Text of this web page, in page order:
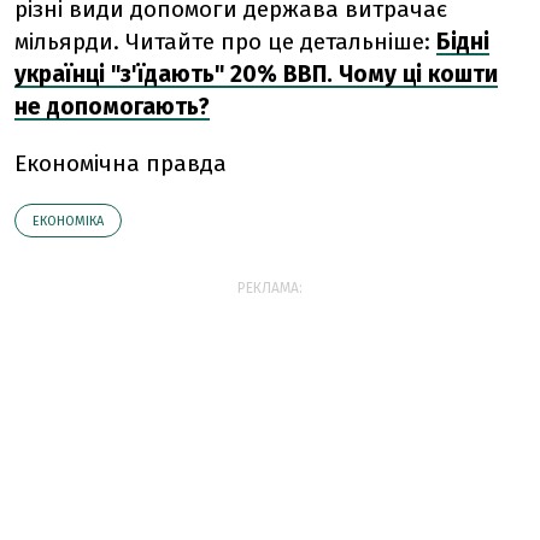
різні види допомоги держава витрачає
мільярди. Читайте про це детальніше: Бідні
українці "з'їдають" 20% ВВП. Чому ці кошти
не допомогають?
Економічна правда
ЕКОНОМІКА
РЕКЛАМА: